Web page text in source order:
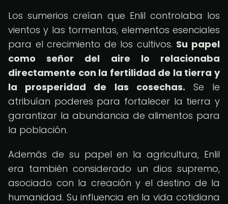
Los sumerios creían que Enlil controlaba los
vientos y las tormentas, elementos esenciales
para el crecimiento de los cultivos. Su papel
como señor del aire lo relacionaba
directamente con la fertilidad de la tierra y
la prosperidad de las cosechas. Se le
atribuían poderes para fortalecer la tierra y
garantizar la abundancia de alimentos para
la población.
Además de su papel en la agricultura, Enlil
era también considerado un dios supremo,
asociado con la creación y el destino de la
humanidad. Su influencia en la vida cotidiana